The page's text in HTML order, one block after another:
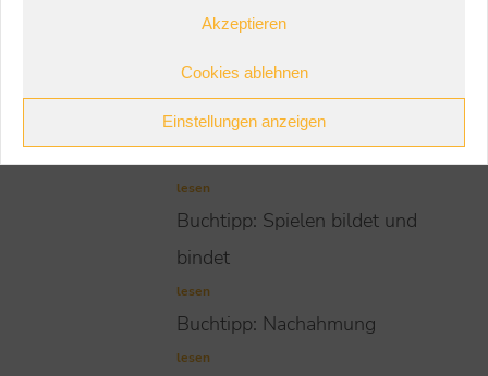
Akzeptieren
Cookies ablehnen
Einstellungen anzeigen
Weitere Buchtipps
Buchtipp:
Zusammenwachsen
lesen
Buchtipp: Spielen bildet und
bindet
lesen
Buchtipp: Nachahmung
lesen